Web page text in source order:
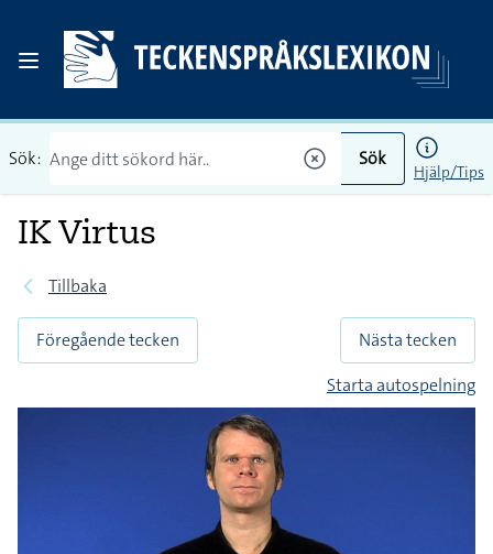
Sök: Sök
Hjälp/Tips
IK Virtus
Tillbaka
Föregående tecken
Nästa tecken
Starta autospelning